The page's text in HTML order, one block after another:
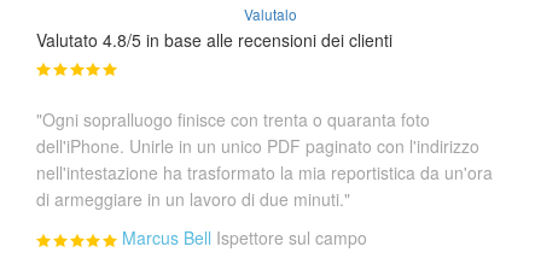
Valutalo
Valutato 4.8/5 in base alle recensioni dei clienti
"Ogni sopralluogo finisce con trenta o quaranta foto
dell'iPhone. Unirle in un unico PDF paginato con l'indirizzo
nell'intestazione ha trasformato la mia reportistica da un'ora
di armeggiare in un lavoro di due minuti."
Marcus Bell Ispettore sul campo